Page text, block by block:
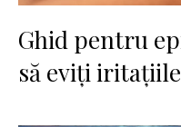
Ghid pentru
să eviți iritațiile